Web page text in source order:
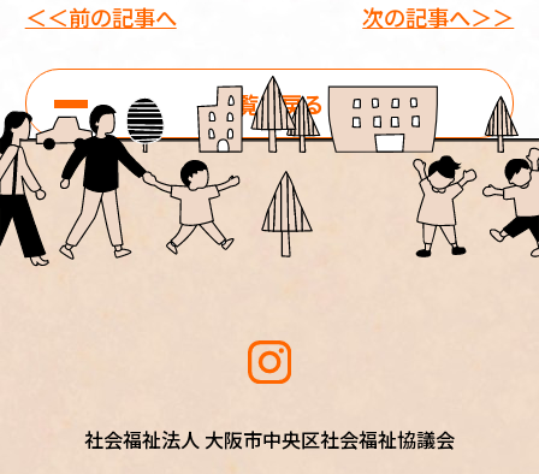
＜＜前の記事へ
一覧に戻る
次の記事へ＞＞
社会福祉法人 大阪市中央区社会福祉協議会